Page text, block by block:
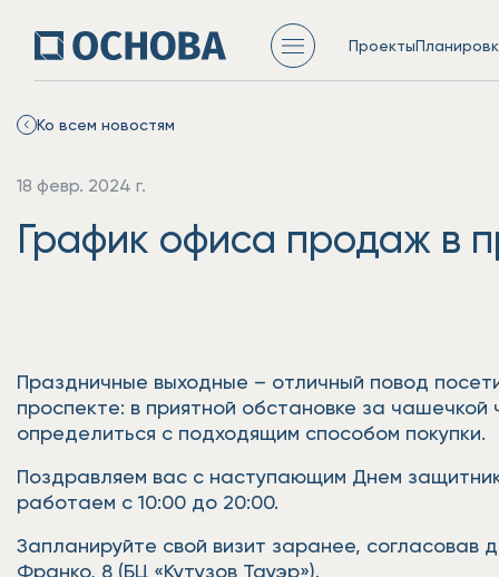
Проекты
Ко всем новостям
18 февр. 2024 г.
График офиса продаж в
Праздничные выходные – отличный повод
проспекте: в приятной обстановке за
определиться с подходящим способом покупки.
Поздравляем вас с наступающим Днем
работаем с 10:00 до 20:00.
Запланируйте свой визит заранее, согласовав
Франко, 8 (БЦ «Кутузов Тауэр»).